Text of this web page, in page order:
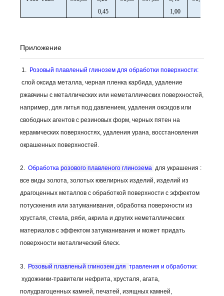
0,45
1,00
Приложение
1. Розовый плавленый глинозем для обработки поверхности:
слой оксида металла, черная пленка карбида, удаление
ржавчины с металлических или неметаллических поверхностей,
например, для литья под давлением, удаления оксидов или
свободных агентов с резиновых форм, черных пятен на
керамических поверхностях, удаления урана, восстановления
окрашенных поверхностей.
2. Обработка розового плавленого глинозема для украшения :
все виды золота, золотых ювелирных изделий, изделий из
драгоценных металлов с обработкой поверхности с эффектом
потускнения или затуманивания, обработка поверхности из
хрусталя, стекла, ряби, акрила и других неметаллических
материалов с эффектом затуманивания и может придать
поверхности металлический блеск.
3. Розовый плавленый глинозем для травления и обработки:
художники-травители нефрита, хрусталя, агата,
полудрагоценных камней, печатей, изящных камней,